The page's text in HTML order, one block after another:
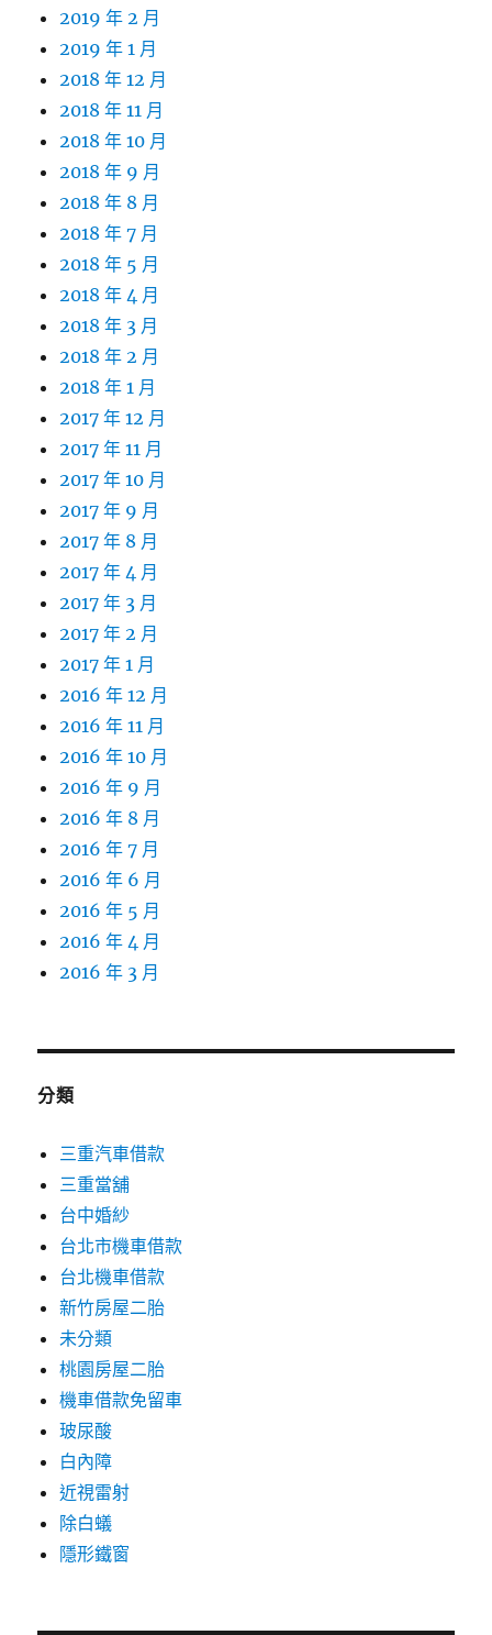
2019 年 2 月
2019 年 1 月
2018 年 12 月
2018 年 11 月
2018 年 10 月
2018 年 9 月
2018 年 8 月
2018 年 7 月
2018 年 5 月
2018 年 4 月
2018 年 3 月
2018 年 2 月
2018 年 1 月
2017 年 12 月
2017 年 11 月
2017 年 10 月
2017 年 9 月
2017 年 8 月
2017 年 4 月
2017 年 3 月
2017 年 2 月
2017 年 1 月
2016 年 12 月
2016 年 11 月
2016 年 10 月
2016 年 9 月
2016 年 8 月
2016 年 7 月
2016 年 6 月
2016 年 5 月
2016 年 4 月
2016 年 3 月
分類
三重汽車借款
三重當舖
台中婚紗
台北市機車借款
台北機車借款
新竹房屋二胎
未分類
桃園房屋二胎
機車借款免留車
玻尿酸
白內障
近視雷射
除白蟻
隱形鐵窗